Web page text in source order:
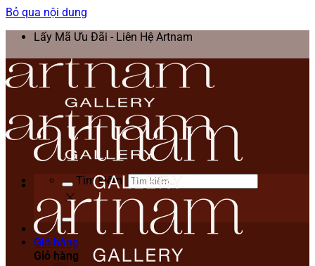
Bỏ qua nội dung
Lấy Mã Ưu Đãi - Liên Hệ Artnam
Tìm kiếm:
Giỏ hàng
Giỏ hàng